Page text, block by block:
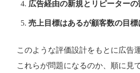
広告経由の新規とリピーター
売上目標はあるが顧客数の目標
このような評価設計をもとに広告
これらが問題になるのか、順に見